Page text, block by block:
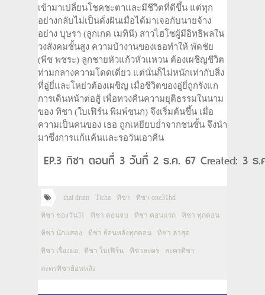
เข้ามาเปลี่ยนโชคชะตาและมีชีวิตที่ดีขึ้น แต่ทุก
อย่างกลับไม่เป็นดั่งฝันเมื่อได้มาเจอกับนายจ้าง
อย่าง บุษรา (ลูกเกด เมทินี) สาวไฮโซผู้มีอิทธิพลใน
วงสังคมชั้นสูง ความบ้างานของเธอทำให้ พัดชัย
(พีช พชระ) ลูกชายหัวแก้วหัวแหวน ต้องเผชิญชีวิต
ท่ามกลางความโดดเดี่ยว แต่นั่นก็ไม่หนักเท่ากับสิ่ง
ที่อู่ยี่และโหย่วต้องเผชิญ เมื่อชีวิตของอู่ยี่ถูกรังแก
การเดินหน้าต่อสู้ เพื่อทวงคืนความยุติธรรมในนาม
ของ ทิชา (ใบเฟิร์น พิมพ์ชนก) จึงเริ่มต้นขึ้น เมื่อ
ความเป็นคนของ เธอ ถูกเหยียบยํ่าจากชนชั้น จึงนำ
มาซึ่งการแก้แค้นและรอวันเอาคืน
EP.3 ทิชา ตอนที่ 3 วันที่ 2 ธ.ค. 67 Created: 3 ธ.
thai dram Ticha ทิชา ทิชา one31hd
ทิชา ช่องวัน31 ทิชา ตอนจบ ทิชา ตอนแรก ทิชา ทุกตอน
ทิชา นักแสดง ทิชา ย้อนหลังทุกตอน ทิชา ล่าสุด
ทิชา เรื่องย่อ ทิชา ใบเฟิร์น ทิชาละคร ละครทิชา
ละครทิชาย้อนหลัง